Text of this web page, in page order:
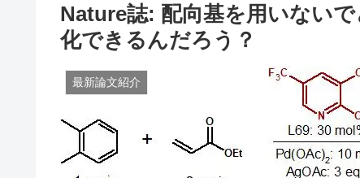
Nature誌: 配向基を用いない
化できるんだろう？
最新論文紹介